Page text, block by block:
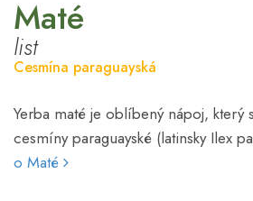
Maté
list
Cesmína paraguayská
Yerba maté je oblíbený nápoj, který
cesmíny paraguayské (latinsky Ilex
o Maté